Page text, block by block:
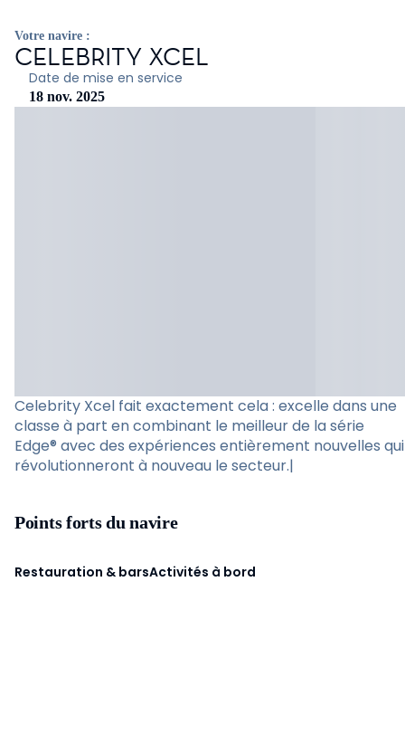
Votre navire :
CELEBRITY XCEL
Date de mise en service
18 nov. 2025
Celebrity Xcel fait exactement cela : excelle dans une
classe à part en combinant le meilleur de la série
Edge® avec des expériences entièrement nouvelles qui
révolutionneront à nouveau le secteur.|
Points forts du navire
Restauration & barsActivités à bord